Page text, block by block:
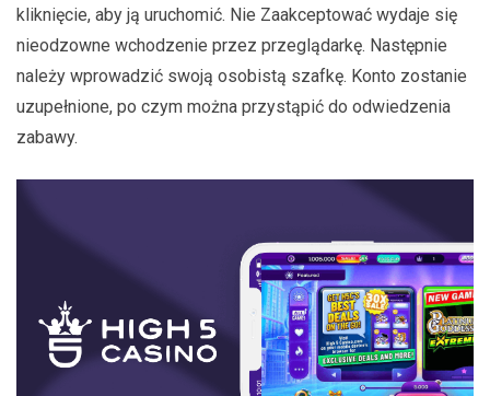
kliknięcie, aby ją uruchomić. Nie Zaakceptować wydaje się
nieodzowne wchodzenie przez przeglądarkę. Następnie
należy wprowadzić swoją osobistą szafkę. Konto zostanie
uzupełnione, po czym można przystąpić do odwiedzenia
zabawy.